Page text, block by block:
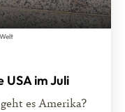
USA im Juli
es Amerika?